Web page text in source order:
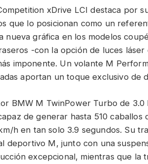
xDrive LCI destaca por
que lo posicionan como un
nueva gráfica en los modelos
-con la opción de luces
imponente. Un volante M
aportan un toque exclusivo de
BMW M TwinPower Turbo de
de generar hasta 510
h en tan solo 3.9 segundos. Su
deportivo M, junto con una
excepcional, mientras que la